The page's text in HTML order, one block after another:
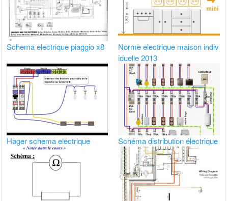
Schema electrique piaggio x8
Norme electrique maison indiv
iduelle 2013
Hager schema electrique Schéma distribution électrique